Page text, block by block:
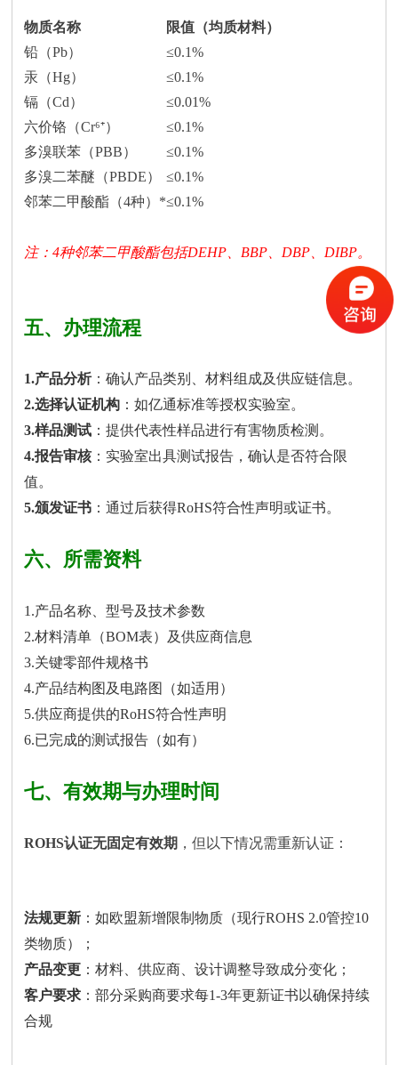
物质名称
限值（均质材料）
铅（Pb）
≤0.1%
汞（Hg）
≤0.1%
镉（Cd）
≤0.01%
六价铬（Cr⁶⁺）
≤0.1%
多溴联苯（PBB）
≤0.1%
多溴二苯醚（PBDE）
≤0.1%
邻苯二甲酸酯（4种）*≤0.1%
注：4种邻苯二甲酸酯包括DEHP、BBP、DBP、DIBP。
五、办理流程
1.产品分析：确认产品类别、材料组成及供应链信息。
2.选择认证机构 ：如亿通标准等授权实验室。
3.样品测试 ：提供代表性样品进行有害物质检测。
4.报告审核：实验室出具测试报告，确认是否符合限
值。
5.颁发证书 ：通过后获得RoHS符合性声明或证书。
六、所需资料
1.产品名称、型号及技术参数
2.材料清单（BOM表）及供应商信息
3.关键零部件规格书
4.产品结构图及电路图（如适用）
5.供应商提供的RoHS符合性声明
6.已完成的测试报告（如有）
七、有效期与办理时间
ROHS认证无固定有效期 ，但以下情况需重新认证：
法规更新 ：如欧盟新增限制物质（现行ROHS 2.0管控10
类物质）；
产品变更 ：材料、供应商、设计调整导致成分变化；
客户要求 ：部分采购商要求每1-3年更新证书以确保持续
合规